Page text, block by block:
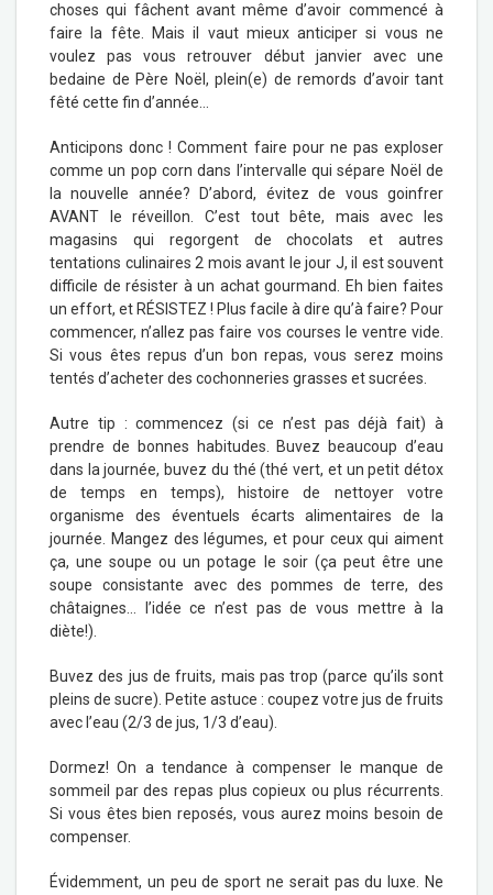
choses qui fâchent avant même d’avoir commencé à
faire la fête. Mais il vaut mieux anticiper si vous ne
voulez pas vous retrouver début janvier avec une
bedaine de Père Noël, plein(e) de remords d’avoir tant
fêté cette fin d’année…
Anticipons donc ! Comment faire pour ne pas exploser
comme un pop corn dans l’intervalle qui sépare Noël de
la nouvelle année? D’abord, évitez de vous goinfrer
AVANT le réveillon. C’est tout bête, mais avec les
magasins qui regorgent de chocolats et autres
tentations culinaires 2 mois avant le jour J, il est souvent
difficile de résister à un achat gourmand. Eh bien faites
un effort, et RÉSISTEZ ! Plus facile à dire qu’à faire? Pour
commencer, n’allez pas faire vos courses le ventre vide.
Si vous êtes repus d’un bon repas, vous serez moins
tentés d’acheter des cochonneries grasses et sucrées.
Autre tip : commencez (si ce n’est pas déjà fait) à
prendre de bonnes habitudes. Buvez beaucoup d’eau
dans la journée, buvez du thé (thé vert, et un petit détox
de temps en temps), histoire de nettoyer votre
organisme des éventuels écarts alimentaires de la
journée. Mangez des légumes, et pour ceux qui aiment
ça, une soupe ou un potage le soir (ça peut être une
soupe consistante avec des pommes de terre, des
châtaignes… l’idée ce n’est pas de vous mettre à la
diète!).
Buvez des jus de fruits, mais pas trop (parce qu’ils sont
pleins de sucre). Petite astuce : coupez votre jus de fruits
avec l’eau (2/3 de jus, 1/3 d’eau).
Dormez! On a tendance à compenser le manque de
sommeil par des repas plus copieux ou plus récurrents.
Si vous êtes bien reposés, vous aurez moins besoin de
compenser.
Évidemment, un peu de sport ne serait pas du luxe. Ne